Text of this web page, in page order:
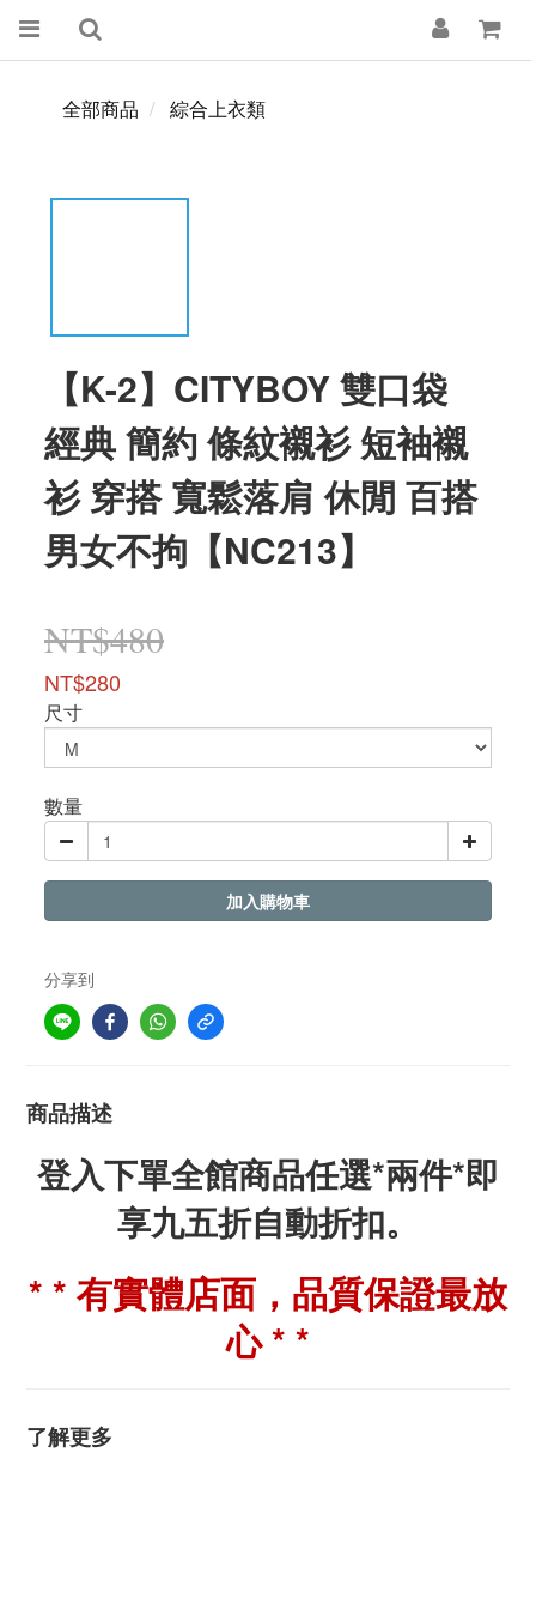
全部商品 綜合上衣類
【K-2】CITYBOY 雙口袋
經典 簡約 條紋襯衫 短袖襯
衫 穿搭 寬鬆落肩 休閒 百搭
男女不拘【NC213】
NT$480
NT$280
尺寸
數量
加入購物車
分享到
商品描述
登入下單全館商品任選*兩件*即
享九五折自動折扣。
* * 有實體店面，品質保證最放
心 * *
了解更多